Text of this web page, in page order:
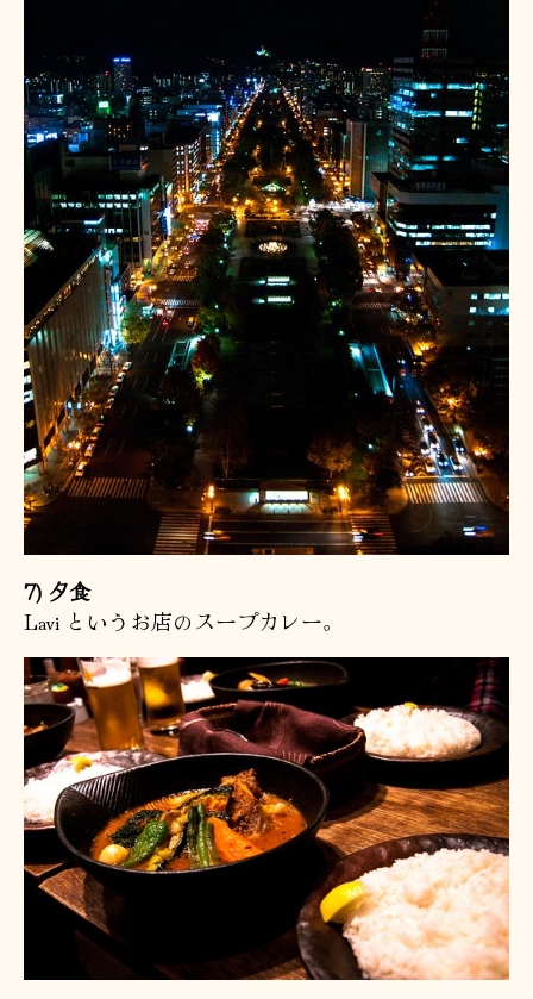
7) 夕食
Lavi というお店のスープカレー。